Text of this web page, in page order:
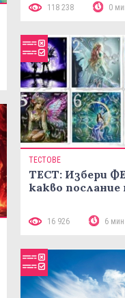
118 238 0
ТЕСТОВЕ
ТЕСТ: Избери
какво
16 926 6 мин